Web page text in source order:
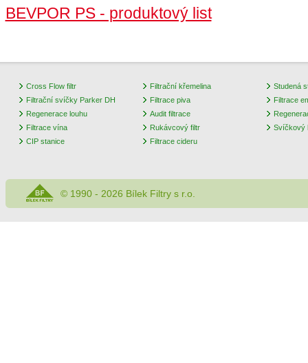
BEVPOR PS - produktový list
Cross Flow filtr
Filtrační svíčky Parker DH
Regenerace louhu
Filtrace vína
CIP stanice
Filtrační křemelina
Filtrace piva
Audit filtrace
Rukávcový filtr
Filtrace cideru
Studená
Filtrace
Svíčkový
© 1990 - 2026 Bílek Filtry s r.o.